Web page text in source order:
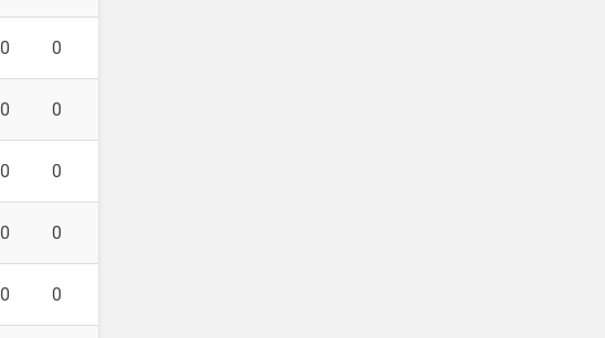
0 0
0 0
0 0
0 0
0 0